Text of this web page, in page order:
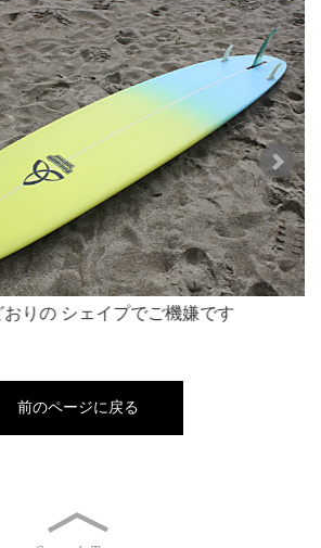
りの シェイプでご機嫌です
前のページに戻る